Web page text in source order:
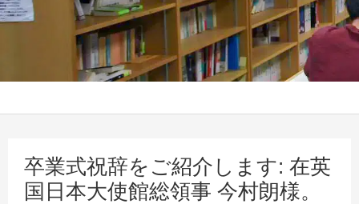
卒業式祝辞をご紹介します: 在英
国日本大使館総領事 今村朗様。